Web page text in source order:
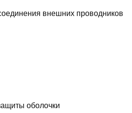
внешних проводников
оболочки